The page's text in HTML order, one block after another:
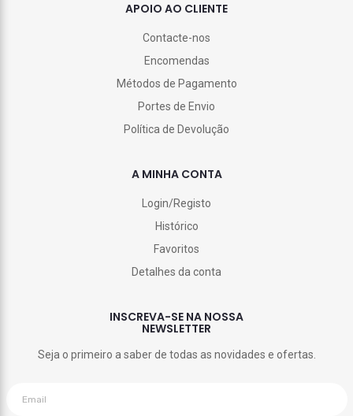
APOIO AO CLIENTE
Contacte-nos
Encomendas
Métodos de Pagamento
Portes de Envio
Política de Devolução
A MINHA CONTA
Login/Registo
Histórico
Favoritos
Detalhes da conta
INSCREVA-SE NA NOSSA
NEWSLETTER
Seja o primeiro a saber de todas as novidades e ofertas.